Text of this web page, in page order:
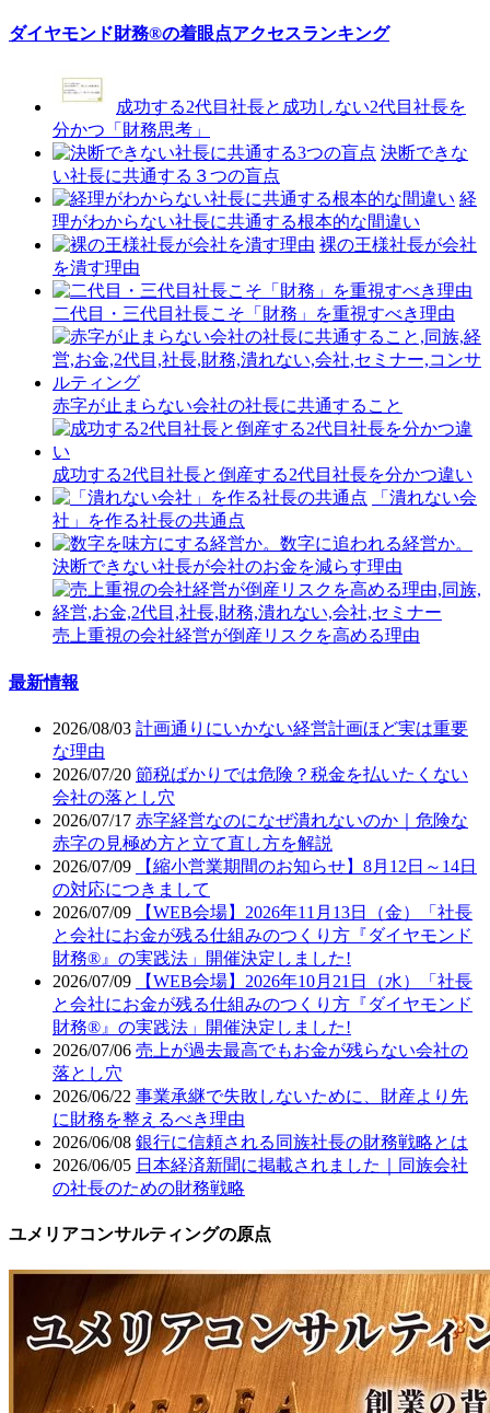
ダイヤモンド財務®の着眼点アクセスランキング
成功する2代目社長と成功しない2代目社長を
分かつ「財務思考」
決断できな
い社長に共通する３つの盲点
経
理がわからない社長に共通する根本的な間違い
裸の王様社長が会社
を潰す理由
二代目・三代目社長こそ「財務」を重視すべき理由
赤字が止まらない会社の社長に共通すること
成功する2代目社長と倒産する2代目社長を分かつ違い
「潰れない会
社」を作る社長の共通点
決断できない社長が会社のお金を減らす理由
売上重視の会社経営が倒産リスクを高める理由
最新情報
2026/08/03 計画通りにいかない経営計画ほど実は重要
な理由
2026/07/20 節税ばかりでは危険？税金を払いたくない
会社の落とし穴
2026/07/17 赤字経営なのになぜ潰れないのか｜危険な
赤字の見極め方と立て直し方を解説
2026/07/09
【縮小営業期間のお知らせ】8月12日～14日
の対応につきまして
2026/07/09
【WEB会場】2026年11月13日（金）「社長
と会社にお金が残る仕組みのつくり方『ダイヤモンド
財務®』の実践法」開催決定しました!
2026/07/09
【WEB会場】2026年10月21日（水）「社長
と会社にお金が残る仕組みのつくり方『ダイヤモンド
財務®』の実践法」開催決定しました!
2026/07/06 売上が過去最高でもお金が残らない会社の
落とし穴
2026/06/22 事業承継で失敗しないために、財産より先
に財務を整えるべき理由
2026/06/08 銀行に信頼される同族社長の財務戦略とは
2026/06/05 日本経済新聞に掲載されました｜同族会社
の社長のための財務戦略
ユメリアコンサルティングの原点